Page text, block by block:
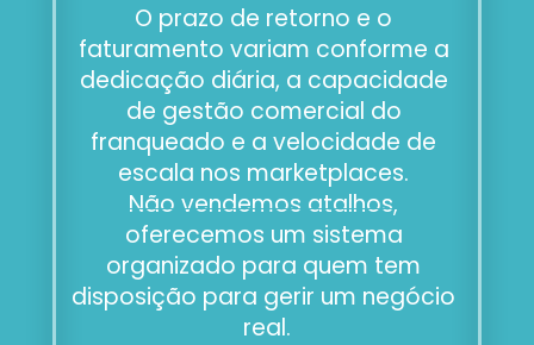
O prazo de retorno e o
faturamento variam conforme a
dedicação diária, a capacidade
de gestão comercial do
franqueado e a velocidade de
escala nos marketplaces.
Não vendemos atalhos,
oferecemos um sistema
organizado para quem tem
disposição para gerir um negócio
real.